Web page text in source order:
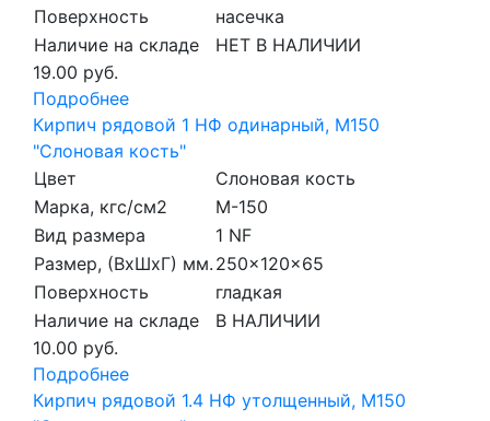
Поверхность
насечка
Наличие на складе
НЕТ В НАЛИЧИИ
19.00 руб.
Подробнее
Кирпич рядовой 1 НФ одинарный, М150
"Слоновая кость"
Цвет
Слоновая кость
Марка, кгс/см2
M-150
Вид размера
1 NF
Размер, (ВхШхГ) мм. 250x120x65
Поверхность
гладкая
Наличие на складе
В НАЛИЧИИ
10.00 руб.
Подробнее
Кирпич рядовой 1.4 НФ утолщенный, М150